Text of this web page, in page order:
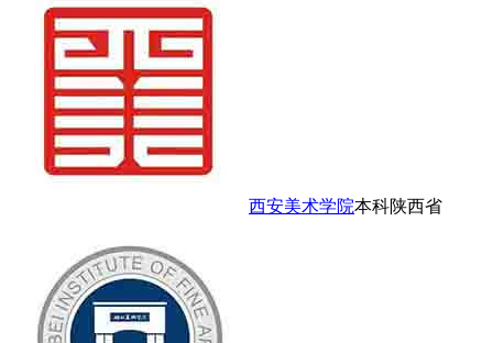
西安美术学院本科陕西省